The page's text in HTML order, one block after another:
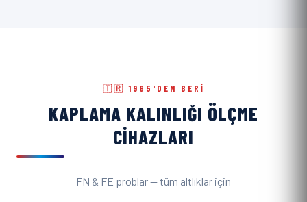
🇹🇷 1985'DEN BERI
KAPLAMA KALINLIĞI ÖLÇME
CIHAZLARI
FN & FE problar — tüm altlıklar için